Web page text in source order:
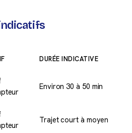
DURÉE INDICATIVE
Environ 30 à 50 min
Trajet court à moyen